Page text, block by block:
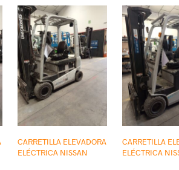
CARRETILLA ELEVADORA
ELÉCTRICA NISSAN
CARRETILLA
ELÉCTRICA